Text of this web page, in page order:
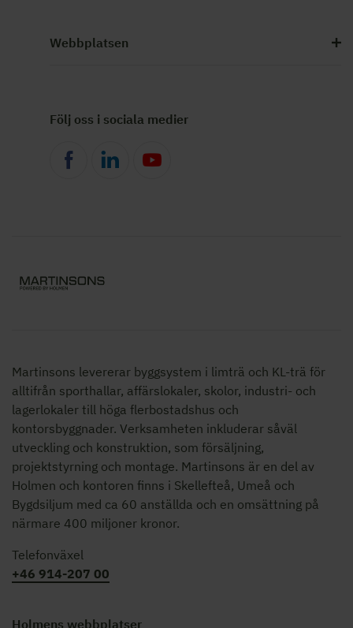
Webbplatsen
Följ oss i sociala medier
Martinsons levererar byggsystem i limträ och KL-trä för
alltifrån sporthallar, affärslokaler, skolor, industri- och
lagerlokaler till höga flerbostadshus och
kontorsbyggnader. Verksamheten inkluderar såväl
utveckling och konstruktion, som försäljning,
projektstyrning och montage. Martinsons är en del av
Holmen och kontoren finns i Skellefteå, Umeå och
Bygdsiljum med ca 60 anställda och en omsättning på
närmare 400 miljoner kronor.
Telefonväxel
+46 914-207 00
Holmens webbplatser